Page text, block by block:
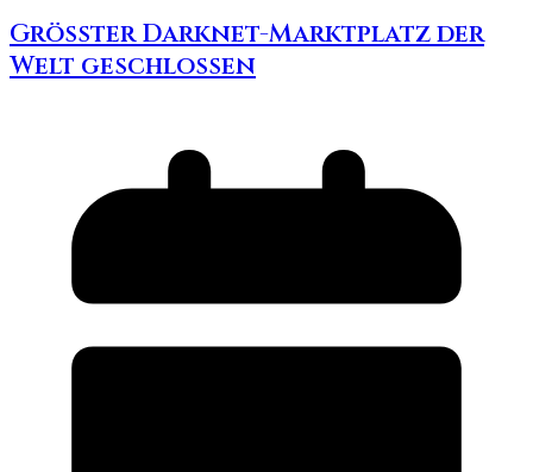
Grösster Darknet-Marktplatz der
Welt geschlossen